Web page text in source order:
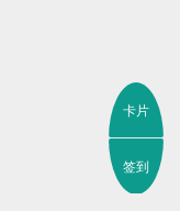
卡片
签到